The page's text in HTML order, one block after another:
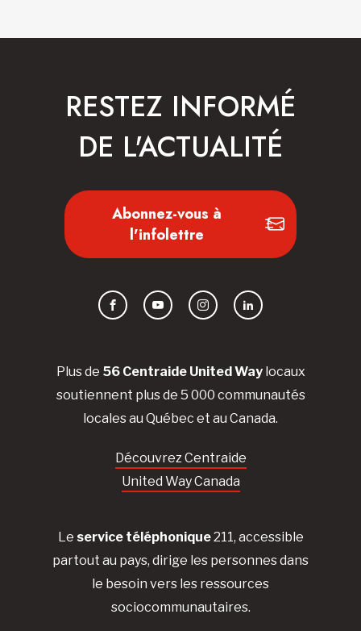
Plus de 56 Centraide United Waylocaux
soutiennent plus de 5 000 communautés
locales au Québec et au Canada.
Découvrez Centraide
United Way Canada
Le service téléphonique211, accessible
partout au pays, dirige les personnes dans
le besoin vers les ressources
sociocommunautaires.
RESTEZ INFORMÉ
DE L'ACTUALITÉ
Abonnez-vous à
l'infolettre
FacebookYouTubeInstagramLinkedIn